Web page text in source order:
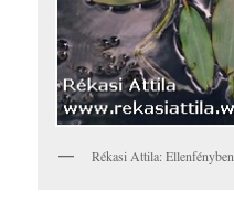
Rékasi Attila: Ellenfényben